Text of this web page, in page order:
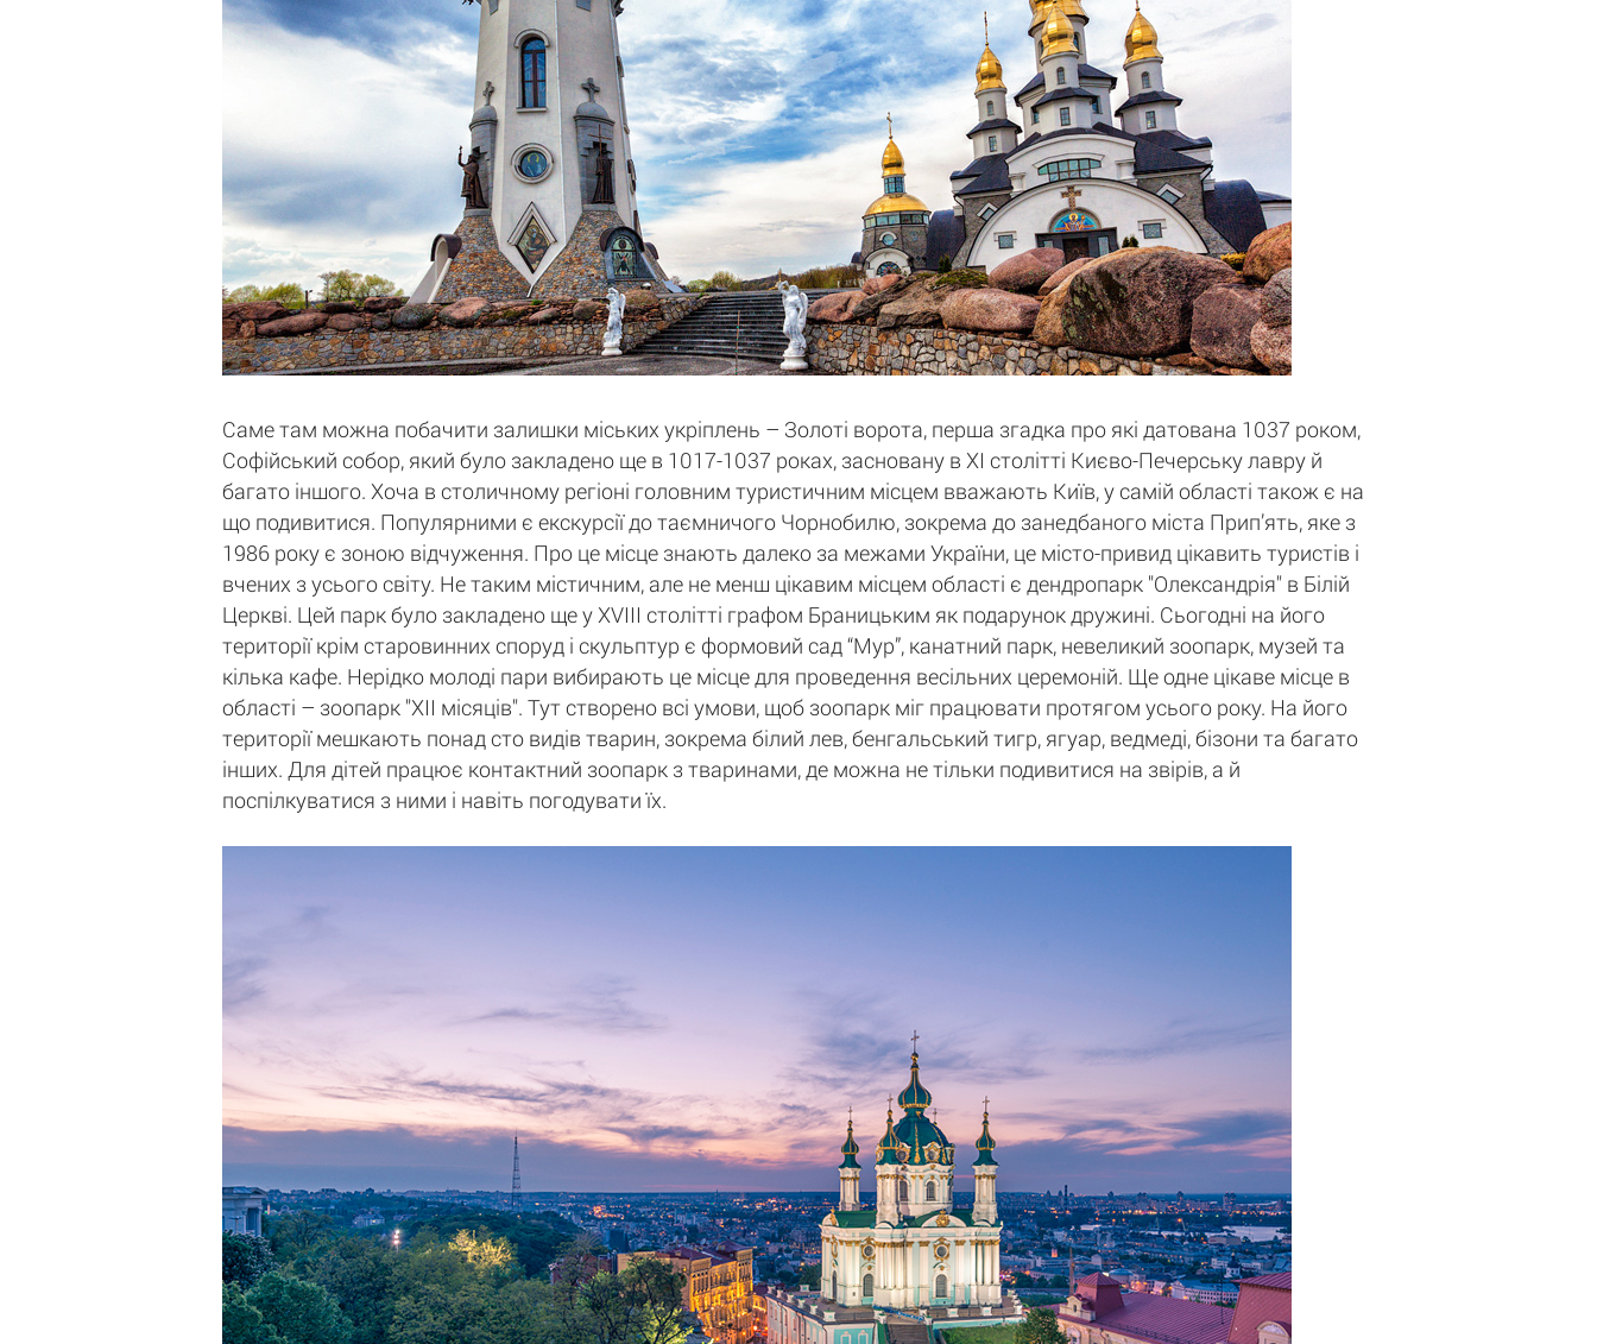
Саме там можна побачити залишки міських укріплень – Золоті ворота, перша згадка про які датована 1037 роком,
Софійський собор, який було закладено ще в 1017-1037 роках, засновану в XI столітті Києво-Печерську лавру й
багато іншого. Хоча в столичному регіоні головним туристичним місцем вважають Київ, у самій області також є на
що подивитися. Популярними є екскурсії до таємничого Чорнобилю, зокрема до занедбаного міста Прип’ять, яке з
1986 року є зоною відчуження. Про це місце знають далеко за межами України, це місто-привид цікавить туристів і
вчених з усього світу. Не таким містичним, але не менш цікавим місцем області є дендропарк "Олександрія" в Білій
Церкві. Цей парк було закладено ще у XVIII столітті графом Браницьким як подарунок дружині. Сьогодні на його
території крім старовинних споруд і скульптур є формовий сад “Мур”, канатний парк, невеликий зоопарк, музей та
кілька кафе. Нерідко молоді пари вибирають це місце для проведення весільних церемоній. Ще одне цікаве місце в
області – зоопарк "ХII місяців". Тут створено всі умови, щоб зоопарк міг працювати протягом усього року. На його
території мешкають понад сто видів тварин, зокрема білий лев, бенгальський тигр, ягуар, ведмеді, бізони та багато
інших. Для дітей працює контактний зоопарк з тваринами, де можна не тільки подивитися на звірів, а й
поспілкуватися з ними і навіть погодувати їх.